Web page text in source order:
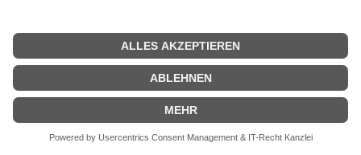
| © 2013–2023 was-war-wann.de. Alle Rechte vorbehalten. |
| Kurzbio | Vita | Herkunft |